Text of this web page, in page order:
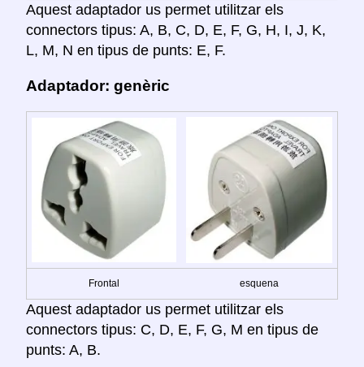
Aquest adaptador us permet utilitzar els
connectors tipus: A, B, C, D, E, F, G, H, I, J, K,
L, M, N en tipus de punts: E, F.
Adaptador: genèric
Frontal esquena
Aquest adaptador us permet utilitzar els
connectors tipus: C, D, E, F, G, M en tipus de
punts: A, B.